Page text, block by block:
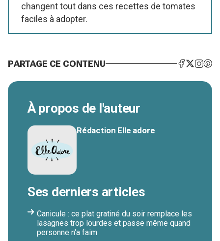
changent tout dans ces recettes de tomates
faciles à adopter.
PARTAGE CE CONTENU
À propos de l'auteur
Rédaction Elle adore
Ses derniers articles
Canicule : ce plat gratiné du soir remplace les
lasagnes trop lourdes et passe même quand
personne n'a faim